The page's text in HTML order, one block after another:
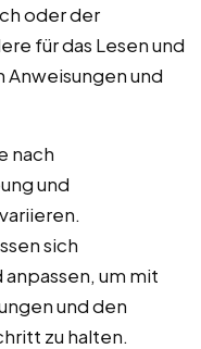
oder der
für das Lesen und
und
nach
und
sich
um mit
und den
zu halten.